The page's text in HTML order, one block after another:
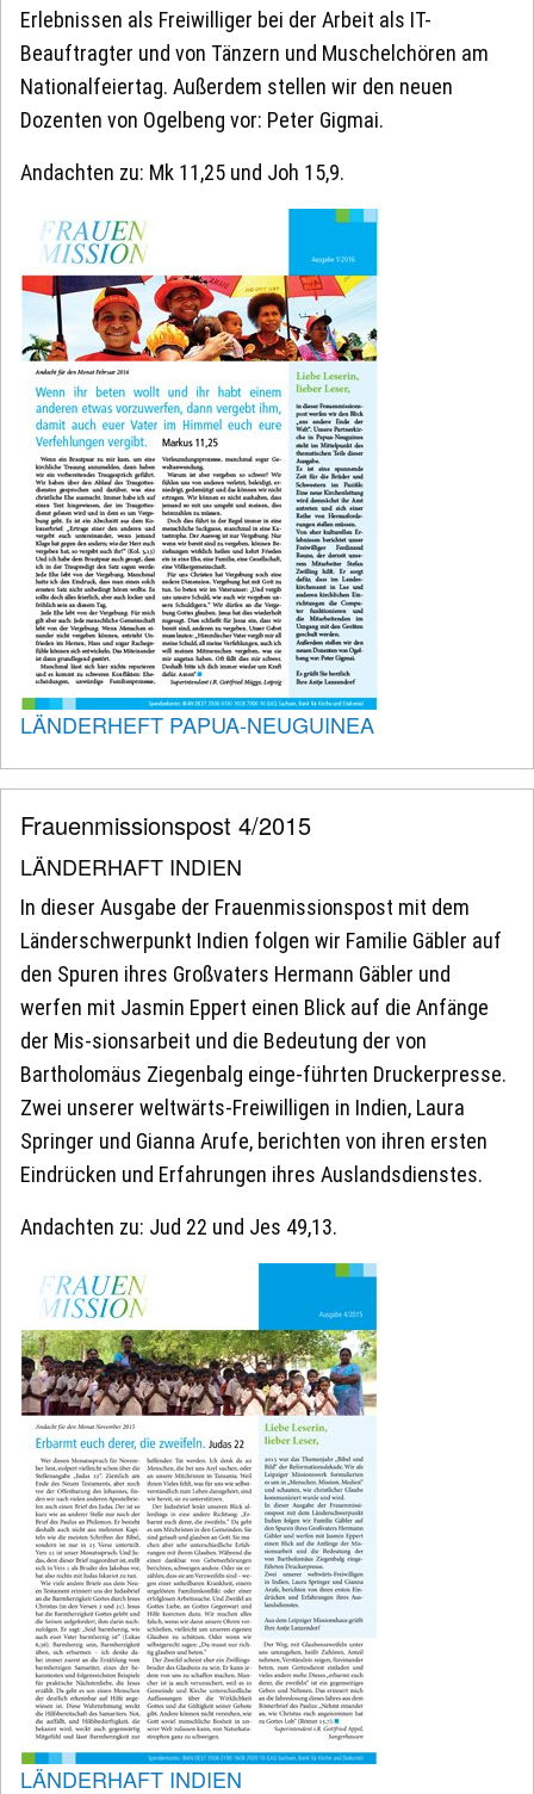
Erlebnissen als Freiwilliger bei der Arbeit als IT-
Beauftragter und von Tänzern und Muschelchören am
Nationalfeiertag. Außerdem stellen wir den neuen
Dozenten von Ogelbeng vor: Peter Gigmai.
Andachten zu: Mk 11,25 und Joh 15,9.
LÄNDERHEFT PAPUA-NEUGUINEA
Frauenmissionspost 4/2015
LÄNDERHAFT INDIEN
In dieser Ausgabe der Frauenmissionspost mit dem
Länderschwerpunkt Indien folgen wir Familie Gäbler auf
den Spuren ihres Großvaters Hermann Gäbler und
werfen mit Jasmin Eppert einen Blick auf die Anfänge
der Mis-sionsarbeit und die Bedeutung der von
Bartholomäus Ziegenbalg einge-führten Druckerpresse.
Zwei unserer weltwärts-Freiwilligen in Indien, Laura
Springer und Gianna Arufe, berichten von ihren ersten
Eindrücken und Erfahrungen ihres Auslandsdienstes.
Andachten zu: Jud 22 und Jes 49,13.
LÄNDERHAFT INDIEN